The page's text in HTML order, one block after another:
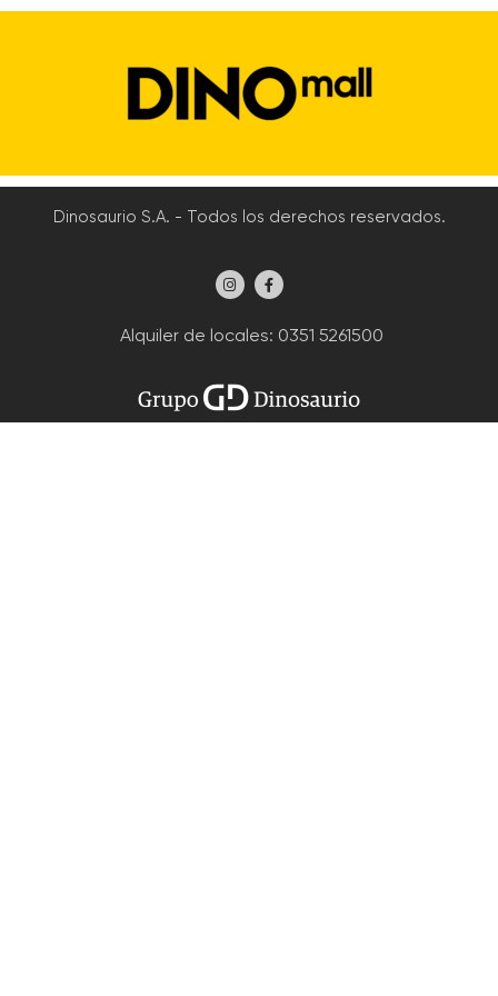
Dinosaurio S.A. - Todos los derechos reservados.
Alquiler de locales: 0351 5261500